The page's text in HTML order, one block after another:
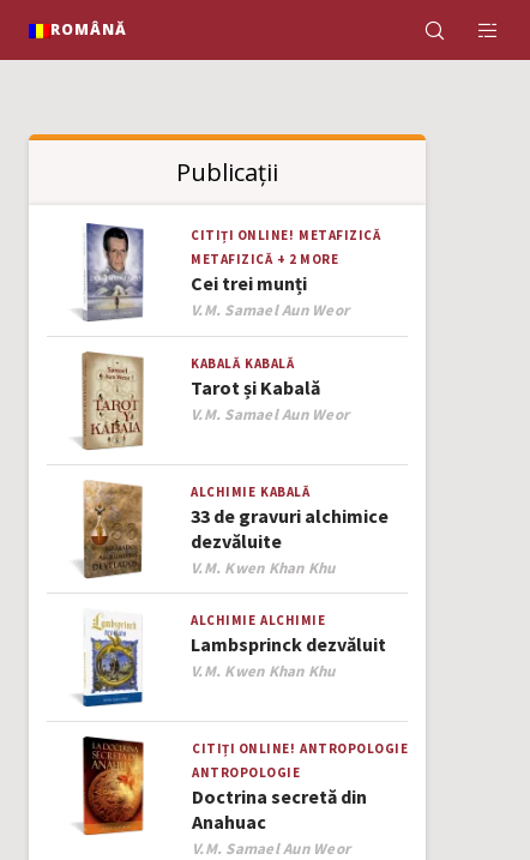
ROMÂNĂ
Publicații
CITIȚI ONLINE! METAFIZICĂ
METAFIZICĂ + 2 MORE
Cei trei munți
Author
V.M. Samael Aun Weor
KABALĂ KABALĂ
Tarot și Kabală
Author
V.M. Samael Aun Weor
ALCHIMIE KABALĂ
33 de gravuri alchimice
dezvăluite
Author
V.M. Kwen Khan Khu
ALCHIMIE ALCHIMIE
Lambsprinck dezvăluit
Author
V.M. Kwen Khan Khu
CITIȚI ONLINE! ANTROPOLOGIE
ANTROPOLOGIE
Doctrina secretă din
Anahuac
Author
V.M. Samael Aun Weor